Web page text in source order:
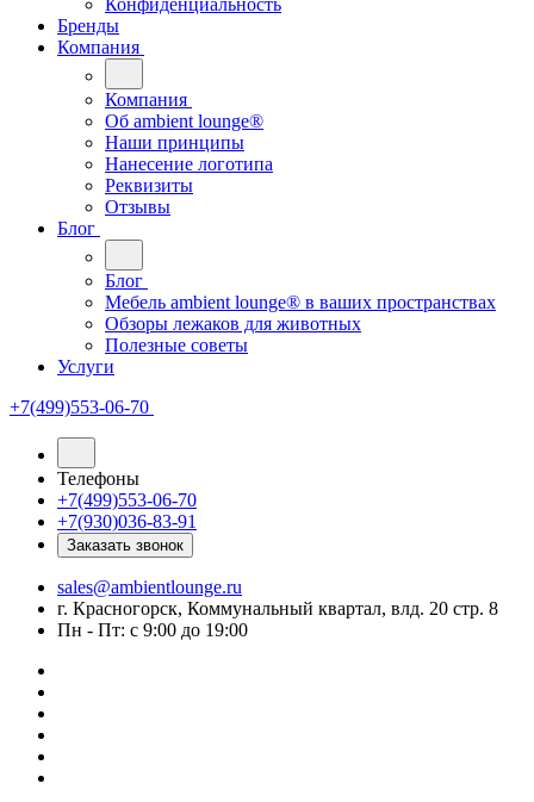
Конфиденциальность
Бренды
Компания
Компания
Oб ambient lounge®
Наши принципы
Нанесение логотипа
Реквизиты
Отзывы
Блог
Блог
Мебель ambient lounge® в ваших пространствах
Обзоры лежаков для животных
Полезные советы
Услуги
+7(499)553-06-70
Телефоны
+7(499)553-06-70
+7(930)036-83-91
Заказать звонок
sales@ambientlounge.ru
г. Красногорск, Коммунальный квартал, влд. 20 стр. 8
Пн - Пт: с 9:00 до 19:00